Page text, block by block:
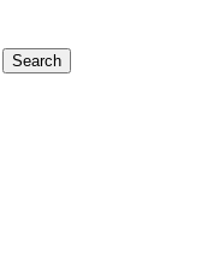
Search